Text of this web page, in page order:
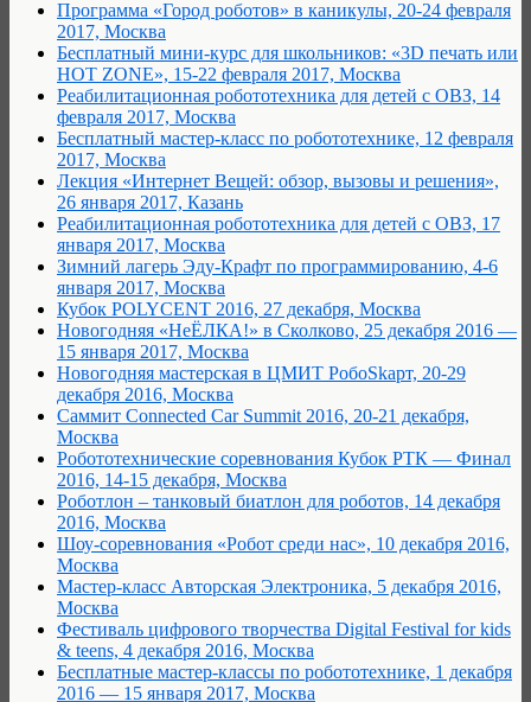
Программа «Город роботов» в каникулы, 20-24 февраля
2017, Москва
Бесплатный мини-курс для школьников: «3D печать или
HOT ZONE», 15-22 февраля 2017, Москва
Реабилитационная робототехника для детей с ОВЗ, 14
февраля 2017, Москва
Бесплатный мастер-класс по робототехнике, 12 февраля
2017, Москва
Лекция «Интернет Вещей: обзор, вызовы и решения»,
26 января 2017, Казань
Реабилитационная робототехника для детей с ОВЗ, 17
января 2017, Москва
Зимний лагерь Эду-Крафт по программированию, 4-6
января 2017, Москва
Кубок POLYCENT 2016, 27 декабря, Москва
Новогодняя «НеЁЛКА!» в Сколково, 25 декабря 2016 —
15 января 2017, Москва
Новогодняя мастерская в ЦМИТ РобоSkарт, 20-29
декабря 2016, Москва
Саммит Connected Car Summit 2016, 20-21 декабря,
Москва
Робототехнические соревнования Кубок РТК — Финал
2016, 14-15 декабря, Москва
Роботлон – танковый биатлон для роботов, 14 декабря
2016, Москва
Шоу-соревнования «Робот среди нас», 10 декабря 2016,
Москва
Мастер-класс Авторская Электроника, 5 декабря 2016,
Москва
Фестиваль цифрового творчества Digital Festival for kids
& teens, 4 декабря 2016, Москва
Бесплатные мастер-классы по робототехнике, 1 декабря
2016 — 15 января 2017, Москва